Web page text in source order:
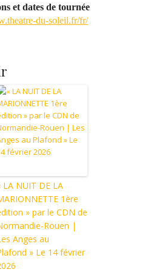
et dates de tournée
du-soleil.fr/fr/
LA NUIT DE LA
1ère
» par le CDN de
Rouen |
Anges au
» Le 14 février